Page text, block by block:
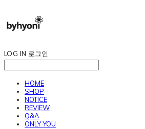
LOG IN 로그인
HOME
SHOP
NOTICE
REVIEW
Q&A
ONLY YOU